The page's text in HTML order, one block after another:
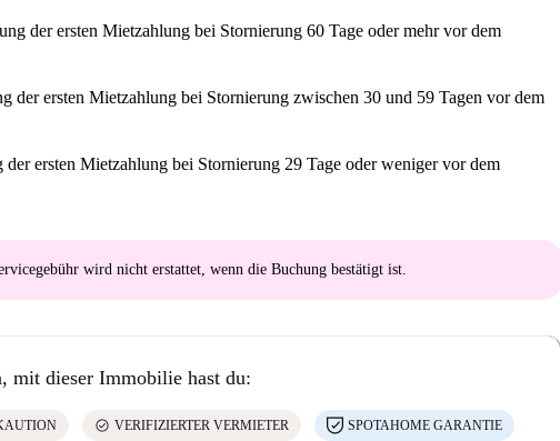
der ersten Mietzahlung bei Stornierung 60 Tage oder mehr vor dem
der ersten Mietzahlung bei Stornierung zwischen 30 und 59 Tagen vor dem
der ersten Mietzahlung bei Stornierung 29 Tage oder weniger vor dem
wird nicht erstattet, wenn die Buchung bestätigt ist.
mit dieser Immobilie hast du:
check_circle VERIFIZIERTER VERMIETER SPOTAHOME GARANTIE